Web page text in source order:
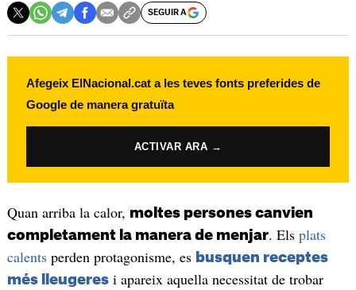
SEGUIR A
Afegeix ElNacional.cat a les teves fonts preferides de
Google de manera gratuïta
ACTIVAR ARA →
Quan arriba la calor, moltes persones canvien
completament la manera de menjar. Els plats
calentsperden protagonisme, es busquen receptes
més lleugeresi apareix aquella necessitat de trobar